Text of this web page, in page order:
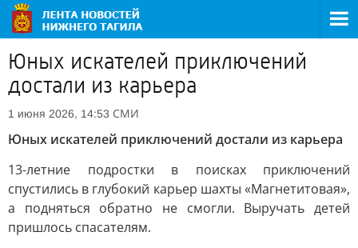
Юных искателей приключений
достали из карьера
1 июня 2026, 14:53 СМИ
Юных искателей приключений достали из карьера
13-летние подростки в поисках приключений
спустились в глубокий карьер шахты «Магнетитовая»,
а подняться обратно не смогли. Выручать детей
пришлось спасателям.